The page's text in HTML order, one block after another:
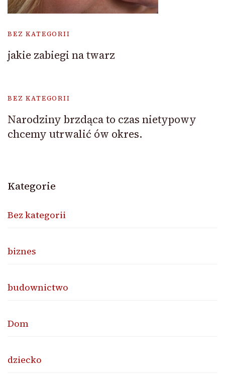
BEZ KATEGORII
jakie zabiegi na twarz
BEZ KATEGORII
Narodziny brzdąca to czas nietypowy
chcemy utrwalić ów okres.
Kategorie
Bez kategorii
biznes
budownictwo
Dom
dziecko